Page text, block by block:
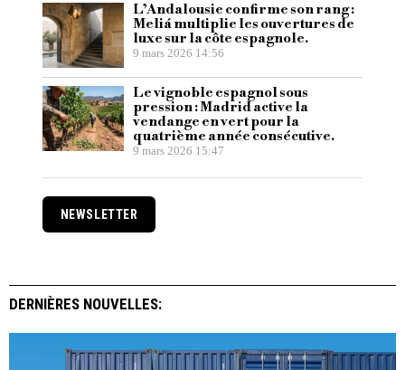
L’Andalousie confirme son rang :
Meliá multiplie les ouvertures de
luxe sur la côte espagnole.
9 mars 2026 14:56
Le vignoble espagnol sous
pression : Madrid active la
vendange en vert pour la
quatrième année consécutive.
9 mars 2026 15:47
NEWSLETTER
DERNIÈRES NOUVELLES: